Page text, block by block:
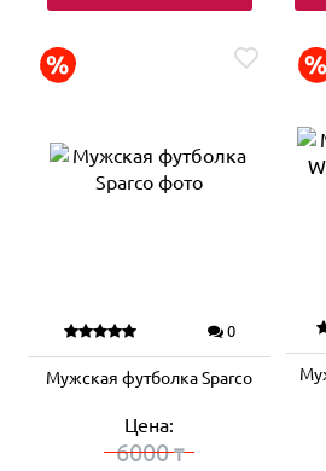
0
Мужская футболка Sparco
Цена:
6000₸